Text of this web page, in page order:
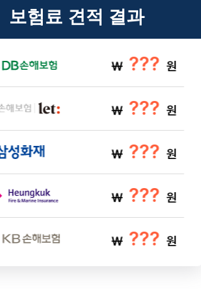
보험료 견적 결과
￦ ??? 원
￦ ??? 원
￦ ??? 원
￦ ??? 원
￦ ??? 원